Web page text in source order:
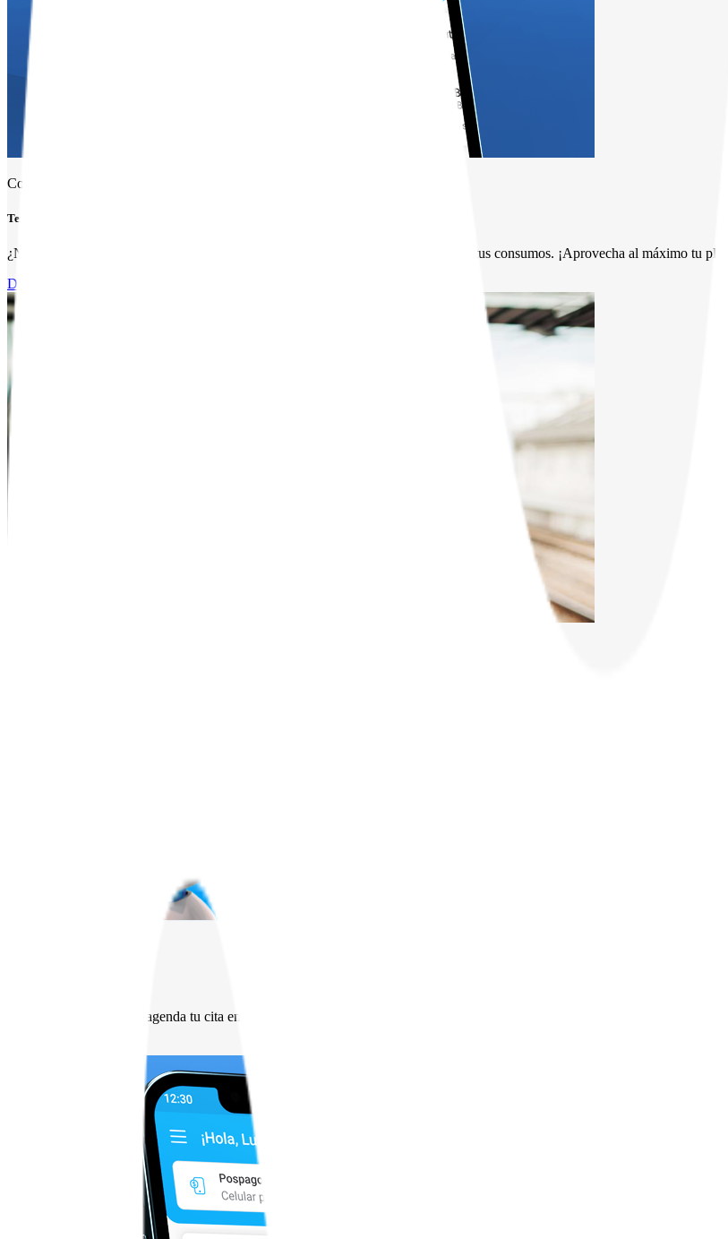
Consumos de tu plan
Ten el control total
¿No sabes en qué se van tus datos? En la app Mi Movistar puedes ver el detalle de tus consumos. ¡Aprovecha al máximo tu plan!
Descargar App
Con la app Mi Movistar agenda tu cita en los Centros de Experiencia en segundos, te esperamos para darte la mejor atención